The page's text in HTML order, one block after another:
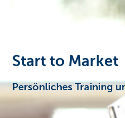
Start to Market
Persönliches Training